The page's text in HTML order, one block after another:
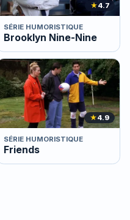
★4.7
SÉRIE HUMORISTIQUE
Brooklyn Nine-Nine
★4.9
SÉRIE HUMORISTIQUE
Friends